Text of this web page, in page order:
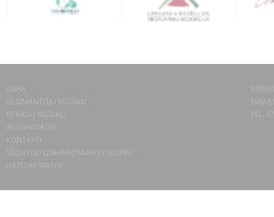
LAIPA
ES IZMANTOJU MŪZIKU
ES RADU MŪZIKU
AKTUALITĀTES
KONTAKTI
SĪKDATŅU IZMANTOŠANAS POLITIKA
DATU APSTRĀDE
TEL.